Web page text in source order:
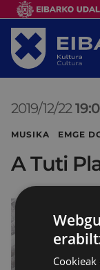
2019/12/22
MUSIKA EMGE
A Tuti